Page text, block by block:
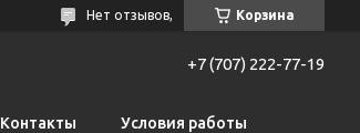
Корзина
Нет отзывов,
+7 (707) 222-77-19
Контакты Условия работы